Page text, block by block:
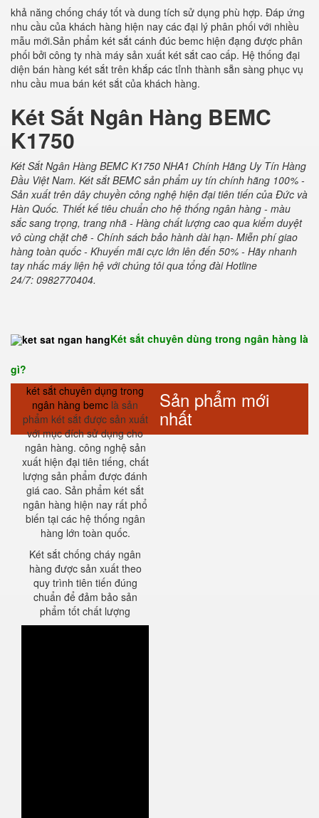
khả năng chống cháy tốt và dung tích sử dụng phù hợp. Đáp ứng
nhu cầu của khách hàng hiện nay các đại lý phân phối với nhiều
mẫu mới.Sản phẩm két sắt cánh đúc bemc hiện đạng được phân
phối bởi công ty nhà máy sản xuất két sắt cao cấp. Hệ thống đại
diện bán hàng két sắt trên khắp các tỉnh thành sẵn sàng phục vụ
nhu cầu mua bán két sắt của khách hàng.
Két Sắt Ngân Hàng BEMC
K1750
Két Sắt Ngân Hàng BEMC K1750 NHA1 Chính Hãng Uy Tín Hàng
Đầu Việt Nam. Két sắt BEMC sản phẩm uy tín chính hãng 100% -
Sản xuất trên dây chuyền công nghệ hiện đại tiên tiến của Đức và
Hàn Quốc. Thiết kế tiêu chuẩn cho hệ thống ngân hàng - màu
sắc sang trọng, trang nhã - Hàng chất lượng cao qua kiểm duyệt
vô cùng chặt chẽ - Chính sách bảo hành dài hạn- Miễn phí giao
hàng toàn quốc - Khuyến mãi cực lớn lên đến 50% - Hãy nhanh
tay nhấc máy liện hệ với chúng tôi qua tổng đài Hotline
24/7: 0982770404.
Két sắt chuyên dùng trong ngân hàng là
gì?
két sắt chuyên dụng trong
ngân hàng bemc là sản
phẩm két sắt được sản xuất
với mục đích sử dụng cho
ngân hàng. công nghệ sản
xuất hiện đại tiên tiếng, chất
lượng sản phẩm được đánh
giá cao. Sản phẩm két sắt
ngân hàng hiện nay rất phổ
biến tại các hệ thống ngân
hàng lớn toàn quốc.
Két sắt chống cháy ngân
hàng được sản xuất theo
quy trình tiên tiến đúng
chuẩn để đảm bảo sản
phẩm tốt chất lượng
Sản phẩm mới
nhất